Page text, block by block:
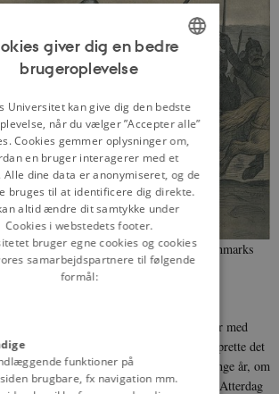
mordet på grev Gert. Illustration: Danmarks
Atterdag, via nogle indviklede aftaler med
konge i Danmark og kunne gradvis genoprette det
er blevet diskuteret af historikere i mange år, om
Gert, som var afgørende for, at Valdemar Atterdag
DANISH
giver dig en bedre
brugeroplevelse
Universitet kan give dig den bedste
når du vælger ”Accepter alle”
Cookies gemmer oplysninger om,
en bruger interagerer med et
Alle dine data er anonymiseret, og de
bruges til at identificere dig direkte.
altid ændre dit samtykke under
Cookies i webstedets footer.
bruger egne cookies og cookies
samarbejdspartnere til følgende
formål:
funktioner på
brugbare, fx navigation mm.